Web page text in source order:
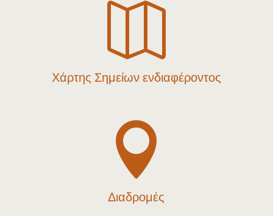

Χάρτης Σημείων ενδιαφέροντος

Διαδρομές